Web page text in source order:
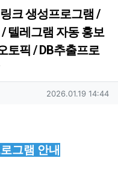
크 생성프로그램 /
텔레그램 자동 홍보
토픽 / DB추출프로
작성일
2026.01.19 14:44
그램 안내